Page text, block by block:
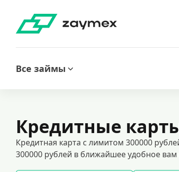
Все займы
Кредитные
Кредитная карта с лимитом 300000
300000 рублей в ближайшее удобное